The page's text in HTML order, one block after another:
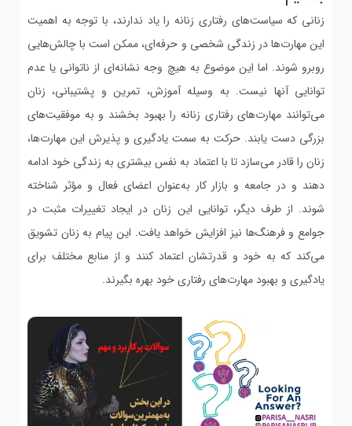
زنانی که سیاست‌های رفتاری زنانه را یاد ندارند، با توجه به اهمیت
این مهارت‌ها در زندگی شخصی و حرفه‌ای، ممکن است با چالش‌هایی
روبرو شوند. اما این موضوع به هیچ وجه نشانه‌ای از ناتوانی یا عدم
توانایی آنها نیست. به وسیله آموزش، تمرین و پشتیبانی، زنان
می‌توانند مهارت‌های رفتاری زنانه را بهبود بخشند و به موفقیت‌های
بزرگی دست یابند. حرکت به سمت یادگیری و پذیرش این مهارت‌ها،
زنان را قادر می‌سازد تا با اعتماد به نفس بیشتری به زندگی خود ادامه
دهند و در جامعه و بازار کار به‌عنوان اعضای فعال و مؤثر شناخته
شوند. از طرف دیگر، توانایی این زنان در ایجاد تغییرات مثبت در
جوامع و فرهنگ‌ها نیز افزایش خواهد یافت. این پیام به زنان تشویق
می‌کند که به خود و قدرتشان اعتماد کنند و از منابع مختلف برای
یادگیری و بهبود مهارت‌های رفتاری خود بهره بگیرند.